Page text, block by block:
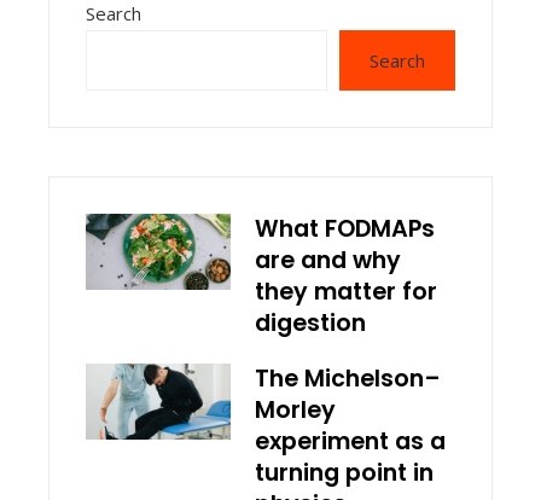
Search
Search
What FODMAPs
are and why
they matter for
digestion
The Michelson–
Morley
experiment as a
turning point in